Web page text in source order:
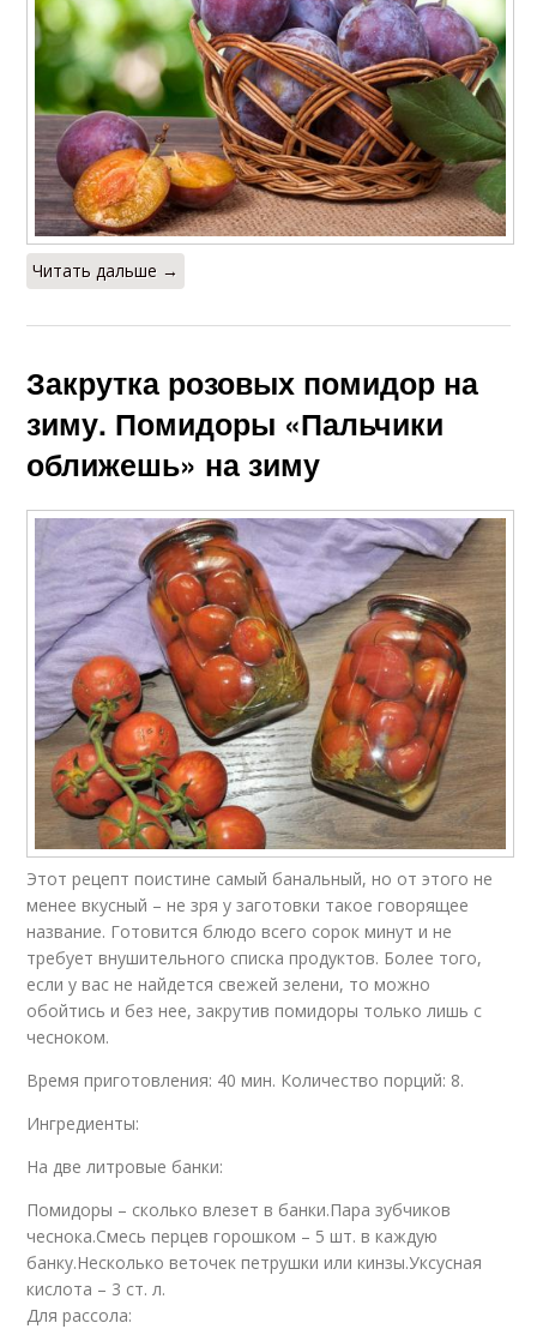
Читать дальше →
Закрутка розовых помидор на
зиму. Помидоры «Пальчики
оближешь» на зиму
Этот рецепт поистине самый банальный, но от этого не
менее вкусный – не зря у заготовки такое говорящее
название. Готовится блюдо всего сорок минут и не
требует внушительного списка продуктов. Более того,
если у вас не найдется свежей зелени, то можно
обойтись и без нее, закрутив помидоры только лишь с
чесноком.
Время приготовления: 40 мин. Количество порций: 8.
Ингредиенты:
На две литровые банки:
Помидоры – сколько влезет в банки.Пара зубчиков
чеснока.Смесь перцев горошком – 5 шт. в каждую
банку.Несколько веточек петрушки или кинзы.Уксусная
кислота – 3 ст. л.
Для рассола: